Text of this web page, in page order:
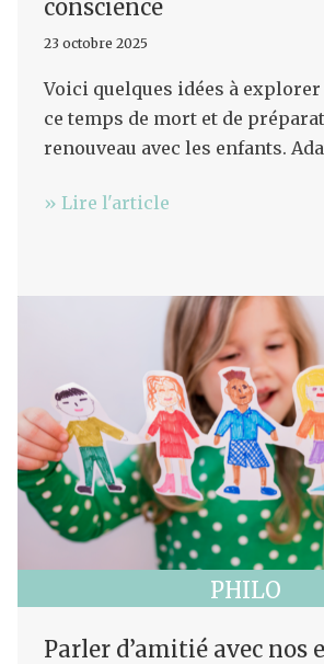
conscience
23 octobre 2025
Voici quelques idées à
ce temps de mort et de
renouveau avec les enfants.
» Lire l'article
PHILO
Parler d’amitié avec nos